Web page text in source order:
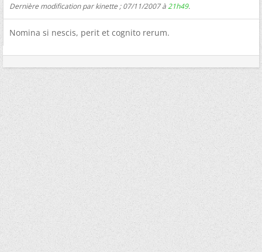
Dernière modification par kinette ; 07/11/2007 à21h49.
Nomina si nescis, perit et cognito rerum.